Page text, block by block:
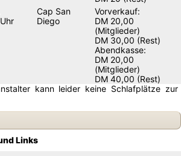
Cap San
Diego
Vorverkauf:
DM 20,00
(Mitglieder)
DM 30,00 (Rest)
Abendkasse:
DM 20,00
(Mitglieder)
DM 40,00 (Rest)
kann leider keine Schlafplätze zur
Links